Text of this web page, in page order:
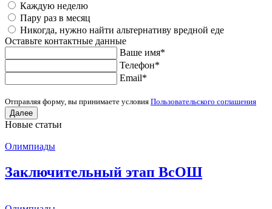
Каждую неделю
Пару раз в месяц
Никогда, нужно найти альтернативу вредной еде
Оставьте контактные данные
Ваше имя*
Телефон*
Еmail*
Отправляя форму, вы принимаете условия Пользовательского соглашения
Далее
Новые статьи
Олимпиады
Заключительный этап ВсОШ